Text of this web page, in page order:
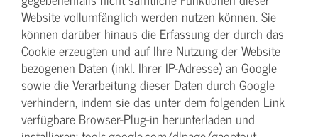
Website vollumfänglich werden nutzen können. Sie
können darüber hinaus die Erfassung der durch das
Cookie erzeugten und auf Ihre Nutzung der Website
bezogenen Daten (inkl. Ihrer IP-Adresse) an Google
sowie die Verarbeitung dieser Daten durch Google
verhindern, indem sie das unter dem folgenden Link
verfügbare Browser-Plug-in herunterladen und